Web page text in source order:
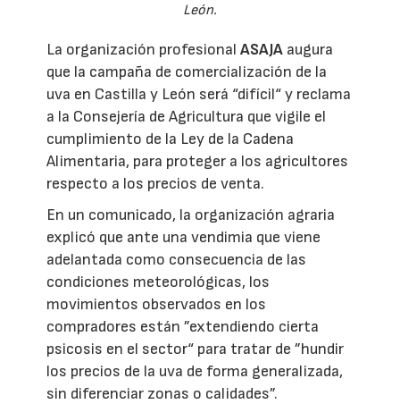
León.
La organización profesionalASAJA augura
que la campaña de comercialización de la
uva en Castilla y León será “difícil“ y reclama
a la Consejería de Agricultura que vigile el
cumplimiento de la Ley de la Cadena
Alimentaria, para proteger a los agricultores
respecto a los precios de venta.
En un comunicado, la organización agraria
explicó que ante una vendimia que viene
adelantada como consecuencia de las
condiciones meteorológicas, los
movimientos observados en los
compradores están ”extendiendo cierta
psicosis en el sector“ para tratar de ”hundir
los precios de la uva de forma generalizada,
sin diferenciar zonas o calidades”.